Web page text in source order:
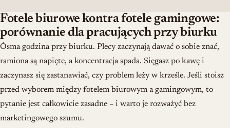
Fotele biurowe kontra fotele gamingowe:
porównanie dla pracujących przy biurku
Ósma godzina przy biurku. Plecy zaczynają dawać o sobie znać,
ramiona są napięte, a koncentracja spada. Sięgasz po kawę i
zaczynasz się zastanawiać, czy problem leży w krześle. Jeśli stoisz
przed wyborem między fotelem biurowym a gamingowym, to
pytanie jest całkowicie zasadne – i warto je rozważyć bez
marketingowego szumu.